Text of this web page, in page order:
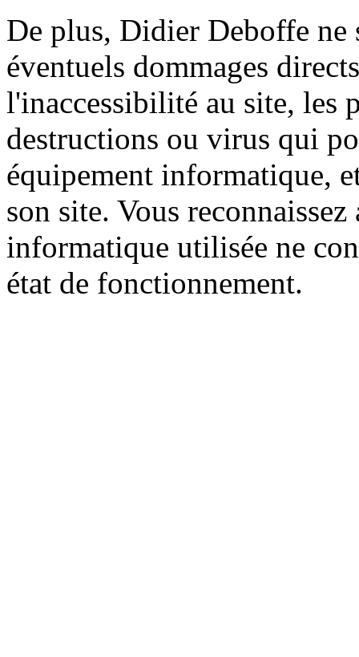
De plus, Didier Deboffe ne
éventuels dommages
l'inaccessibilité au site, les
destructions ou virus qui
équipement informatique,
son site. Vous
informatique utilisée ne
état de fonctionnement.